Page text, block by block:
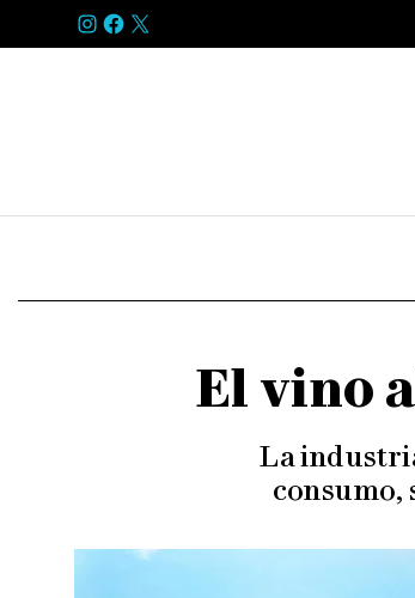
INSTAGRAM
FACEBOOK
X
El vino
La